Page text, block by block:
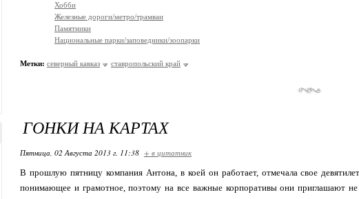
Хобби
Железные дороги/метро/трамваи
Памятники
Национальные парки/заповедники/зоопарки
Метки: северный кавказ ставропольский край
ГОНКИ НА КАРТАХ
Пятница, 02 Августа 2013 г. 11:38 + в цитатник
В прошлую пятницу компания Антона, в коей он работает, отмечала свое
понимающее и грамотное, поэтому на все важные корпоративы они приглашают